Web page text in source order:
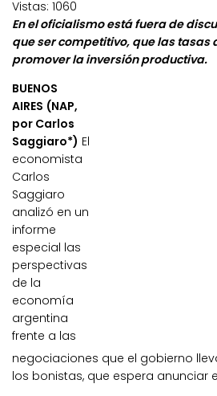
Vistas: 1060
En el oficialismo está fuera de
que ser competitivo, que las tasas
promover la inversión productiva.
BUENOS
AIRES (NAP,
por Carlos
Saggiaro*) El
economista
Carlos
Saggiaro
analizó en un
informe
especial las
perspectivas
de la
economía
argentina
frente a las
negociaciones que el gobierno
los bonistas, que espera anunciar